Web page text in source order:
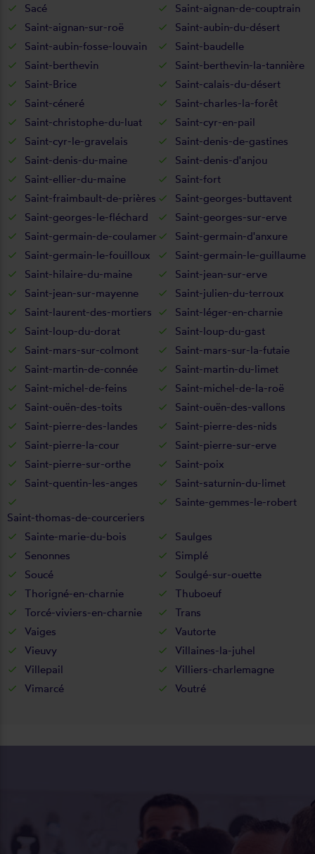
Sacé
Saint-aignan-de-couptrain
Saint-aignan-sur-roë
Saint-aubin-du-désert
Saint-aubin-fosse-louvain
Saint-baudelle
Saint-berthevin
Saint-berthevin-la-tannière
Saint-Brice
Saint-calais-du-désert
Saint-céneré
Saint-charles-la-forêt
Saint-christophe-du-luat
Saint-cyr-en-pail
Saint-cyr-le-gravelais
Saint-denis-de-gastines
Saint-denis-du-maine
Saint-denis-d'anjou
Saint-ellier-du-maine
Saint-fort
Saint-fraimbault-de-prières
Saint-georges-buttavent
Saint-georges-le-fléchard
Saint-georges-sur-erve
Saint-germain-de-coulamer
Saint-germain-d'anxure
Saint-germain-le-fouilloux
Saint-germain-le-guillaume
Saint-hilaire-du-maine
Saint-jean-sur-erve
Saint-jean-sur-mayenne
Saint-julien-du-terroux
Saint-laurent-des-mortiers
Saint-léger-en-charnie
Saint-loup-du-dorat
Saint-loup-du-gast
Saint-mars-sur-colmont
Saint-mars-sur-la-futaie
Saint-martin-de-connée
Saint-martin-du-limet
Saint-michel-de-feins
Saint-michel-de-la-roë
Saint-ouën-des-toits
Saint-ouën-des-vallons
Saint-pierre-des-landes
Saint-pierre-des-nids
Saint-pierre-la-cour
Saint-pierre-sur-erve
Saint-pierre-sur-orthe
Saint-poix
Saint-quentin-les-anges
Saint-saturnin-du-limet
Saint-thomas-de-courceriers
Sainte-gemmes-le-robert
Sainte-marie-du-bois
Saulges
Senonnes
Simplé
Soucé
Soulgé-sur-ouette
Thorigné-en-charnie
Thuboeuf
Torcé-viviers-en-charnie
Trans
Vaiges
Vautorte
Vieuvy
Villaines-la-juhel
Villepail
Villiers-charlemagne
Vimarcé
Voutré